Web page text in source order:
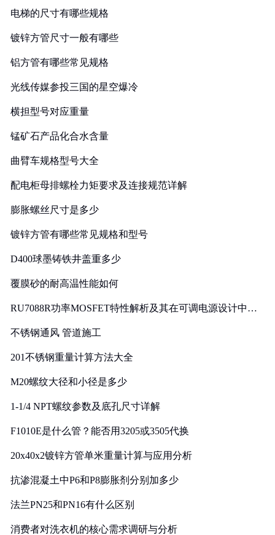
电梯的尺寸有哪些规格
镀锌方管尺寸一般有哪些
铝方管有哪些常见规格
光线传媒参投三国的星空爆冷
横担型号对应重量
锰矿石产品化合水含量
曲臂车规格型号大全
配电柜母排螺栓力矩要求及连接规范详解
膨胀螺丝尺寸是多少
镀锌方管有哪些常见规格和型号
D400球墨铸铁井盖重多少
覆膜砂的耐高温性能如何
RU7088R功率MOSFET特性解析及其在可调电源设计中的
不锈钢通风 管道施工
201不锈钢重量计算方法大全
M20螺纹大径和小径是多少
1-1/4 NPT螺纹参数及底孔尺寸详解
F1010E是什么管？能否用3205或3505代换
20x40x2镀锌方管单米重量计算与应用分析
抗渗混凝土中P6和P8膨胀剂分别加多少
法兰PN25和PN16有什么区别
消费者对洗衣机的核心需求调研与分析